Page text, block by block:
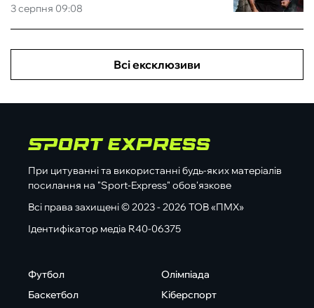
3 серпня 09:08
Всі ексклюзиви
При цитуванні та використанні будь-яких матеріалів
посилання на "Sport-Express" обов'язкове
Всі права захищені © 2023 - 2026 ТОВ «ПМХ»
Ідентифікатор медіа R40-06375
Футбол
Баскетбол
Олімпіада
Кіберспорт